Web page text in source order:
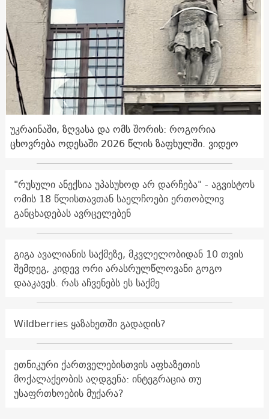
უკრაინაში, ზღვასა და ომს შორის: როგორია
ცხოვრება ოდესაში 2026 წლის ზაფხულში. ვიდეო
"რუსული ანექსია უპასუხოდ არ დარჩება" - აგვისტოს
ომის 18 წლისთავთან საელჩოები ერთობლივ
განცხადებას ავრცელებენ
გიგა ავალიანის საქმეზე, მკვლელობიდან 10 თვის
შემდეგ, კიდევ ორი არასრულწლოვანი გოგო
დააკავეს. რას აჩვენებს ეს საქმე
Wildberries ყაზახეთში გადადის?
ეთნიკური ქართველებისთვის აფხაზეთის
მოქალაქეობის აღდგენა: ინტეგრაცია თუ
უსაფრთხოების მუქარა?